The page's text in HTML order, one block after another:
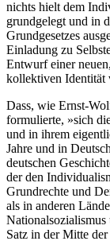
nichts hielt dem
grundgelegt und in
Grundgesetzes
Einladung zu
Entwurf einer
kollektiven Identität
Dass, wie Ernst-
formulierte, »sich
und in ihrem
Jahre und in
deutschen
der den
Grundrechte und
als in anderen
Nationalsozialismus
Satz in der Mitte